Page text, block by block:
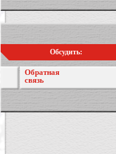
Обсудить:
Обратная
связь